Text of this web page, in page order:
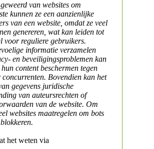
van websites om
kunnen ze een aanzienlijke
van een website, omdat ze veel
genereren, wat kan leiden tot
voor reguliere gebruikers.
informatie verzamelen
en beveiligingsproblemen kan
content beschermen tegen
Bovendien kan het
gegevens juridische
van auteursrechten of
van de website. Om
websites maatregelen om bots
het weten via